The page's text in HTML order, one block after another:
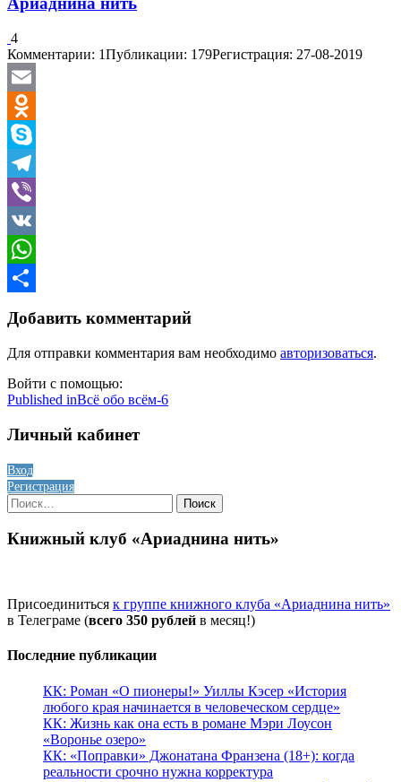
4
Комментарии: 1Публикации: 179Регистрация: 27-08-2019
Email
Odnoklassniki
Skype
Telegram
Viber
VK
WhatsApp
Добавить комментарий
Для отправки комментария вам необходимо авторизоваться.
Войти с помощью:
Навигация
по
Published inВсё обо всём-6
Личный кабинет
Вход
Регистрация
Найти:
Книжный клуб «Ариаднина нить»
Присоединиться к группе книжного клуба «Ариаднина нить»
в Телеграме (всего 350 рублей в месяц!)
Последние публикации
КК: Роман «О пионеры!» Уиллы Кэсер «История
любого края начинается в человеческом сердце»
КК: Жизнь как она есть в романе Мэри Лоусон
«Воронье озеро»
КК: «Поправки» Джонатана Франзена (18+): когда
реальности срочно нужна корректура